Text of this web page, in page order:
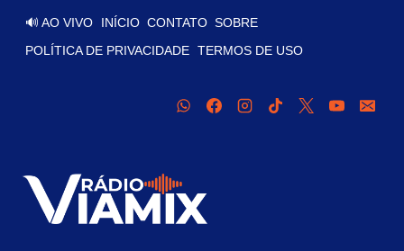
🔊 AO VIVO INÍCIO CONTATO SOBRE
POLÍTICA DE PRIVACIDADE TERMOS DE USO